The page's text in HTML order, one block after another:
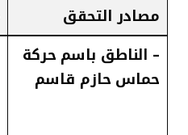
مصادر التحقق
– الناطق باسم حركة
حماس حازم قاسم